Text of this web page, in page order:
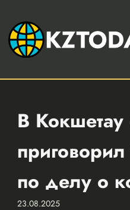
В Кокшетау
по делу о
23.08.2025